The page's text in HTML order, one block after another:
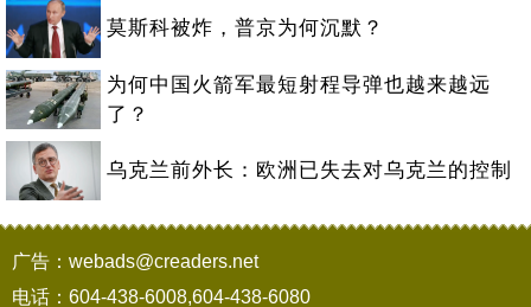
莫斯科被炸，普京为何沉默？
为何中国火箭军最短射程导弹也越来越远
了？
乌克兰前外长：欧洲已失去对乌克兰的控制
广告：webads@creaders.net
电话：604-438-6008,604-438-6080